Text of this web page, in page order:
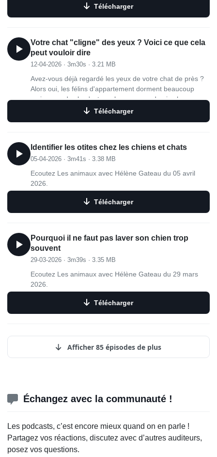
Télécharger
Votre chat "cligne" des yeux ? Voici ce que cela
peut vouloir dire
12-04-2026 · 3m30s · 3.21 MB
Avez-vous déjà regardé les yeux de votre chat de près ?
Alors oui, les félins d'appartement dorment beaucoup
mais, quand cela n'est pas le cas, vous devriez les
regarder de plus près. Vous remarquerez sans doute
façon de cligner des yeux est bien différente de la nôtre.
On a souvent l'impression qu'ils ne clignent pas vraiment.
En fait, ils plissent davantage les yeux qu'ils ne les
ferment.
Télécharger
Identifier les otites chez les chiens et chats
05-04-2026 · 3m41s · 3.38 MB
Ecoutez Les animaux avec Hélène Gateau du 05 avril
2026.
Télécharger
Pourquoi il ne faut pas laver son chien trop
souvent
29-03-2026 · 3m39s · 3.35 MB
Ecoutez Les animaux avec Hélène Gateau du 29 mars
2026.
Télécharger
Afficher 85 épisodes de plus
Échangez avec la communauté !
Les podcasts, c’est encore mieux quand on en parle !
Partagez vos réactions, discutez avec d’autres auditeurs,
posez vos questions.